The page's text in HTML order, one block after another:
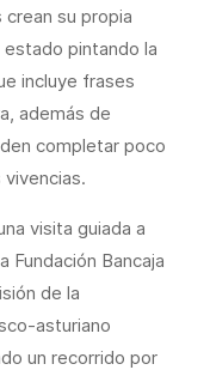
crean su propia
pintando la
incluye frases
además de
completar poco
visita guiada a
Fundación Bancaja
de la
asturiano
un recorrido por